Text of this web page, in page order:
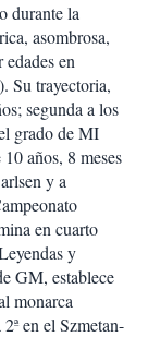
durante la
asombrosa,
en
Su trayectoria,
segunda a los
grado de MI
años, 8 meses
y a
en cuarto
y
GM, establece
monarca
en el Szmetan-